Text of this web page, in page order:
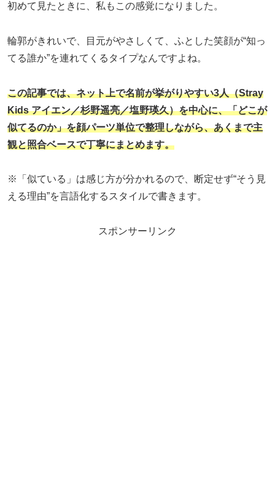
初めて見たときに、私もこの感覚になりました。
輪郭がきれいで、目元がやさしくて、ふとした笑顔が“知っ
てる誰か”を連れてくるタイプなんですよね。
この記事では、ネット上で名前が挙がりやすい3人（Stray
Kids アイエン／杉野遥亮／塩野瑛久）を中心に、「どこが
似てるのか」を顔パーツ単位で整理しながら、あくまで主
観と照合ベースで丁寧にまとめます。
※「似ている」は感じ方が分かれるので、断定せず“そう見
える理由”を言語化するスタイルで書きます。
スポンサーリンク